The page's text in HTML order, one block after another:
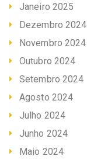
Janeiro 2025
Dezembro 2024
Novembro 2024
Outubro 2024
Setembro 2024
Agosto 2024
Julho 2024
Junho 2024
Maio 2024